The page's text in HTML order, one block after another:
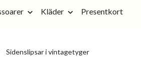
Kläder Presentkort
Sidenslipsar i vintagetyger